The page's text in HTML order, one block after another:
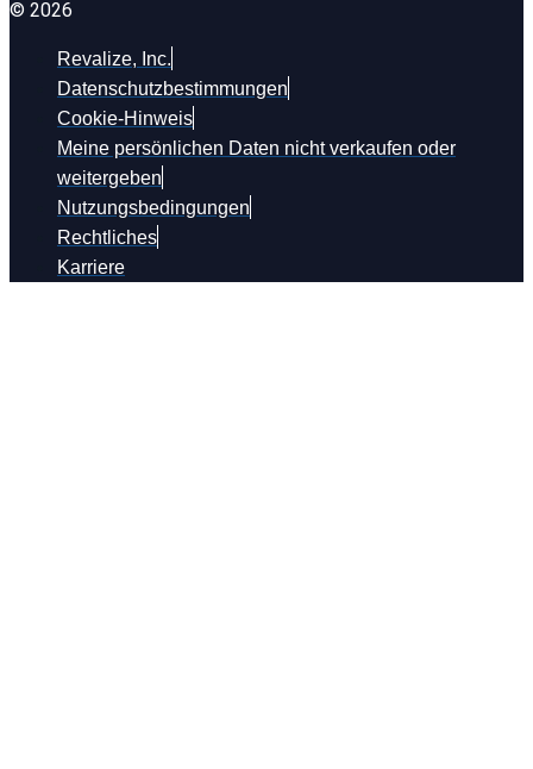
© 2026
Revalize, Inc.
Datenschutzbestimmungen
Cookie-Hinweis
Meine persönlichen Daten nicht verkaufen oder
weitergeben
Nutzungsbedingungen
Rechtliches
Karriere